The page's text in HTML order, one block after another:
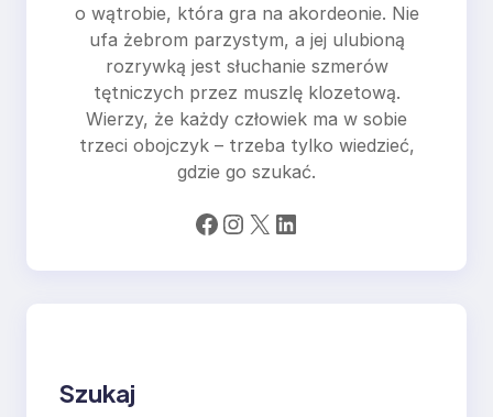
o wątrobie, która gra na akordeonie. Nie
ufa żebrom parzystym, a jej ulubioną
rozrywką jest słuchanie szmerów
tętniczych przez muszlę klozetową.
Wierzy, że każdy człowiek ma w sobie
trzeci obojczyk – trzeba tylko wiedzieć,
gdzie go szukać.
Facebook Instagram X LinkedIn
Szukaj